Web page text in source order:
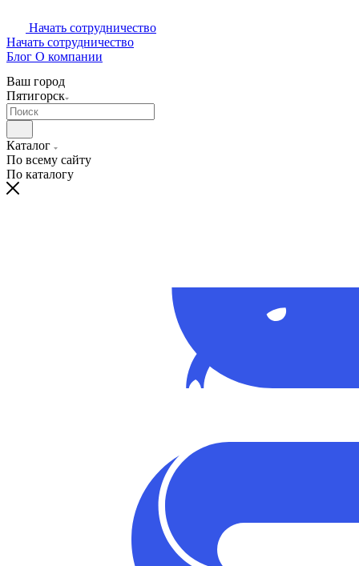
Начать сотрудничество
Начать сотрудничество
Блог О компании
Ваш город
Пятигорск
Каталог
По всему сайту
По каталогу